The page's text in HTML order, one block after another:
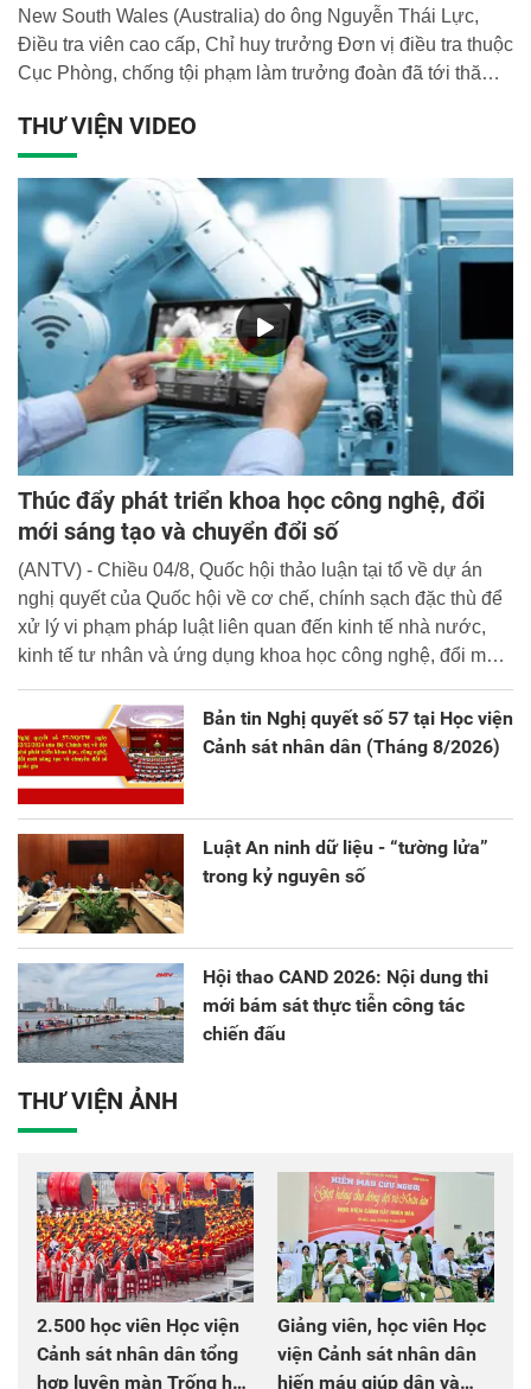
New South Wales (Australia) do ông Nguyễn Thái Lực,
Điều tra viên cao cấp, Chỉ huy trưởng Đơn vị điều tra thuộc
Cục Phòng, chống tội phạm làm trưởng đoàn đã tới thăm
đoàn có đồng chí Thiếu tướng, TS. Đặng Xuân Khang,
Phó Giám đốc Học viện CSND, đại diện lãnh đạo Vụ hợp
tác Quốc tế, Bộ Công an; đại diện lãnh đạo Văn phòng
Học viện; Khoa Kĩ thuật hình sự và Phòng Hợp tác quốc tế
thuộc Học viện CSND.
THƯ VIỆN VIDEO
Thúc đẩy phát triển khoa học công nghệ, đổi
mới sáng tạo và chuyển đổi số
(ANTV) - Chiều 04/8, Quốc hội thảo luận tại tổ về dự án
nghị quyết của Quốc hội về cơ chế, chính sạch đặc thù để
xử lý vi phạm pháp luật liên quan đến kinh tế nhà nước,
kinh tế tư nhân và ứng dụng khoa học công nghệ, đổi mới
Bản tin Nghị quyết số 57 tại Học viện
Cảnh sát nhân dân (Tháng 8/2026)
Luật An ninh dữ liệu - “tường lửa”
trong kỷ nguyên số
Hội thao CAND 2026: Nội dung thi
mới bám sát thực tiễn công tác
chiến đấu
THƯ VIỆN ẢNH
2.500 học viên Học viện
Cảnh sát nhân dân tổng
hợp luyện màn Trống hội
Giảng viên, học viên Học
viện Cảnh sát nhân dân
hiến máu giúp dân và